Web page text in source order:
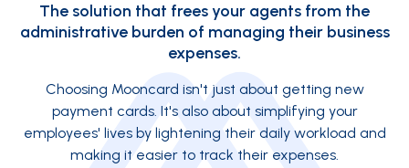
The solution that frees your agents from the
administrative burden of managing their business
expenses.
Choosing Mooncard isn't just about getting new
payment cards. It's also about simplifying your
employees' lives by lightening their daily workload and
making it easier to track their expenses.